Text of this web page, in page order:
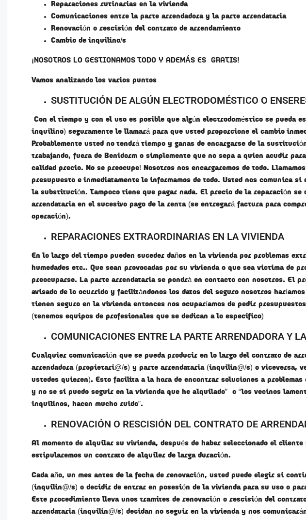
Reparaciones rutinarias en la vivienda
Comunicaciones entre la parte arrendadora y la parte arrendataria
Renovación o rescisión del contrato de arrendamiento
Cambio de inquilino/s
¡NOSOTROS LO GESTIONAMOS TODO Y ADEMÁS ES GRATIS!
Vamos analizando los varios puntos
SUSTITUCIÓN DE ALGÚN ELECTRODOMÉSTICO O
Con el tiempo y con el uso es posible que algún electrodoméstico se pueda
inquilino) seguramente le llamará para que usted proporcione el cambio
Probablemente usted no tendrá tiempo y ganas de encargarse de la
trabajando, fuera de Benidorm o simplemente que no sepa a quien acudir
calidad precio. No se preocupe! Nosotros nos encargaremos de todo.
presupuesto e inmediatamente le informamos de todo. Usted nos comunica si
la substitución. Tampoco tiene que pagar nada. El precio de la reparación se
arrendataria en el sucesivo pago de la renta (se entregará factura para
operación).
REPARACIONES EXTRAORDINARIAS EN LA VIVIENDA
En lo largo del tiempo pueden suceder daños en la vivienda por problemas
humedades etc.. Que sean provocadas por su vivienda o que sea victima de
preocuparse. La parte arrendataria se pondrá en contacto con nosotros. El
avisado de lo ocurrido y facilitándonos los datos del seguro nosotros
tienen seguro en la vivienda entonces nos ocuparíamos de pedir
(tenemos equipos de profesionales que se dedican a lo especifico)
COMUNICACIONES ENTRE LA PARTE ARRENDADORA Y
Cualquier comunicación que se pueda producir en lo largo del contrato de
arrendadora (propietari@/s) y parte arrendataria (inquilin@/s) o viceversa,
ustedes quieren). Esto facilita a la hora de encontrar soluciones a problemas
y no se si puedo seguir en la vivienda que he alquilado” o “los vecinos
inquilinos, hacen mucho ruido”.
RENOVACIÓN O RESCISIÓN DEL CONTRATO DE
Al momento de alquilar su vivienda, después de haber seleccionado el cliente
estipularemos un contrato de alquiler de larga duración.
Cada año, un mes antes de la fecha de renovación, usted puede elegir si
(inquilin@/s) o decidir de entrar en posesión de la vivienda para su uso o
Este procedimiento lleva unos tramites de renovación o rescisión del
arrendataria (inquilin@/s) decidan no seguir en la vivienda y nos